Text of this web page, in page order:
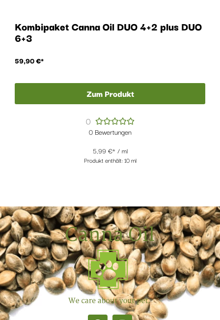
Kombipaket Canna Oil DUO 4+2 plus DUO
6+3
59,90€
Zum Produkt
0 
0 Bewertungen
5,99 € / ml
Produkt enthält: 10ml